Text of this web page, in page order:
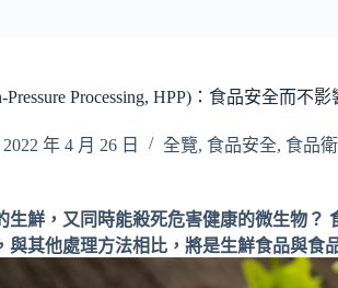
Processing, HPP)：食品安全而不
2022 年 4 月 26 日 全覽, 食品安全, 食品
生鮮，又同時能殺死危害健康的微生物？
與其他處理方法相比，將是生鮮食品與食